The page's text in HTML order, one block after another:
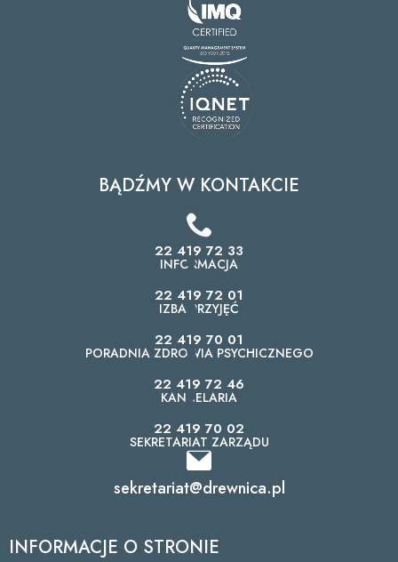
BĄDŹMY W KONTAKCIE
22 419 72 33
INFORMACJA
22 419 72 01
IZBA PRZYJĘĆ
22 419 70 01
PORADNIA ZDROWIA PSYCHICZNEGO
22 419 72 46
KANCELARIA
22 419 70 02
SEKRETARIAT ZARZĄDU
sekretariat@drewnica.pl
INFORMACJE O STRONIE